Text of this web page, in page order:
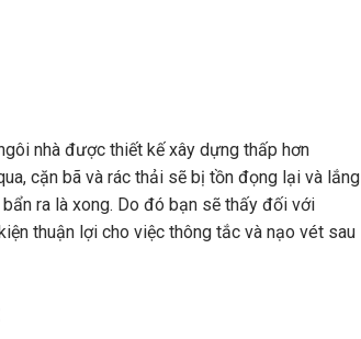
nhà được thiết kế xây dựng thấp hơn
cặn bã và rác thải sẽ bị tồn đọng lại và lắng
ra là xong. Do đó bạn sẽ thấy đối với
thuận lợi cho việc thông tắc và nạo vét sau